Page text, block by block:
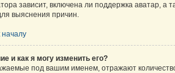
зависит, включена ли поддержка аватар, а
выяснения причин.
началу
и как я могу изменить его?
под вашим именем, отражают